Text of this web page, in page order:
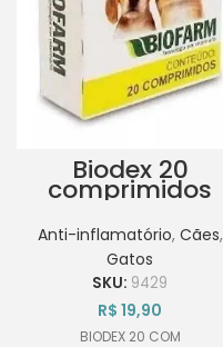
Biodex 20
comprimidos
para Cães e
Gatos
Anti-inflamatório, Cães,
Gatos
SKU: 9429
R$ 19,90
BIODEX 20 COM